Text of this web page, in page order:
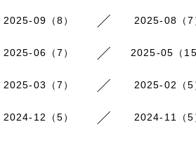
2025-09（8） 2025-08（7
2025-06（7） 2025-05（15
2025-03（7） 2025-02（5
2024-12（5） 2024-11（5